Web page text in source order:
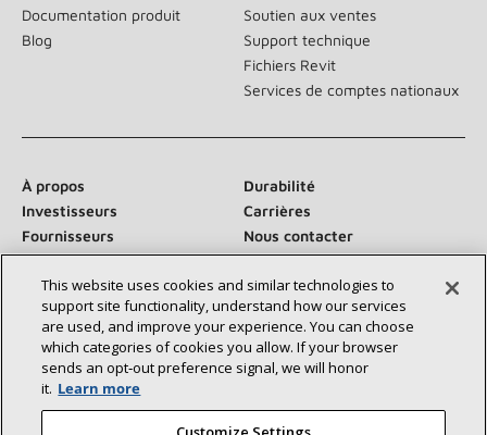
Documentation produit
Blog
Soutien aux ventes
Support technique
Fichiers Revit
Services de comptes nationaux
À propos
Durabilité
Investisseurs
Carrières
Fournisseurs
Nous contacter
Salle de presse
Communiquez avec nous :
This website uses cookies and similar technologies to
support site functionality, understand how our services
are used, and improve your experience. You can choose
which categories of cookies you allow. If your browser
sends an opt‑out preference signal, we will honor
it. Learn more